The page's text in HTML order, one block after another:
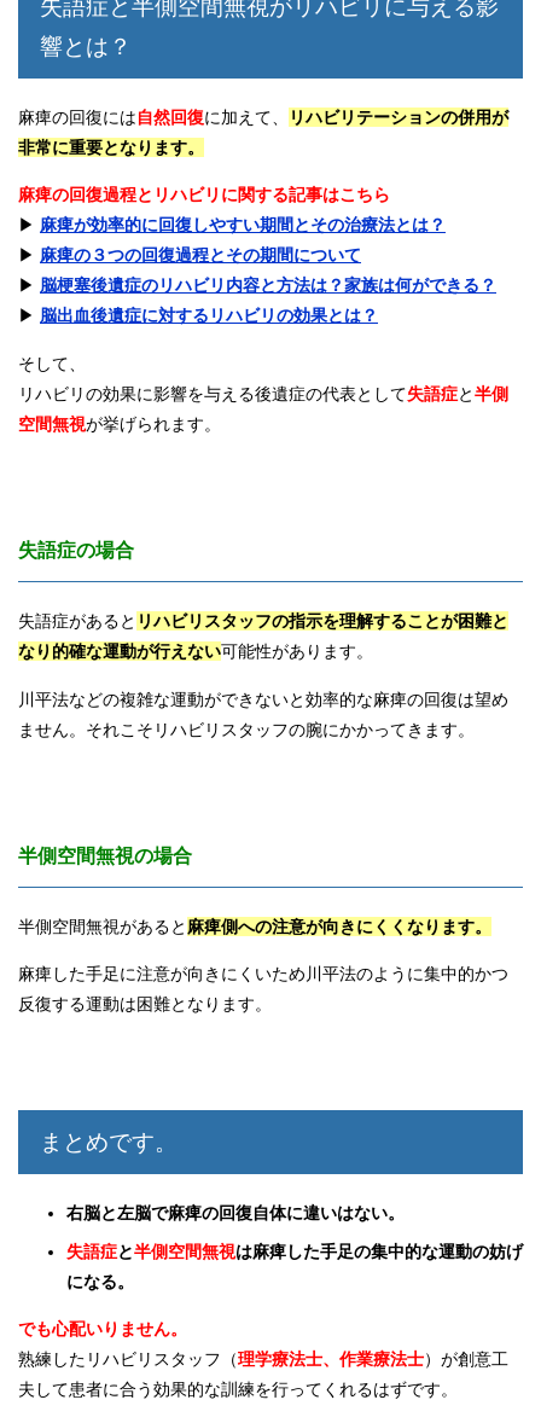
失語症と半側空間無視がリハビリに与える影
響とは？
麻痺の回復には自然回復に加えて、
リハビリテーションの併用が
非常に重要となります。
麻痺の回復過程とリハビリに関する記事はこちら
▶︎ 麻痺が効率的に回復しやすい期間とその治療法とは？
▶︎ 麻痺の３つの回復過程とその期間について
▶︎ 脳梗塞後遺症のリハビリ内容と方法は？家族は何ができる？
▶︎ 脳出血後遺症に対するリハビリの効果とは？
そして、
リハビリの効果に影響を与える後遺症の代表として失語症と半側
空間無視が挙げられます。
失語症の場合
失語症があると リハビリスタッフの指示を理解することが困難と
なり的確な運動が行えない可能性があります。
川平法などの複雑な運動ができないと効率的な麻痺の回復は望め
ません。それこそリハビリスタッフの腕にかかってきます。
半側空間無視の場合
半側空間無視があると 麻痺側への注意が向きにくくなります。
麻痺した手足に注意が向きにくいため川平法のように集中的かつ
反復する運動は困難となります。
まとめです。
右脳と左脳で麻痺の回復自体に違いはない。
失語症と半側空間無視は麻痺した手足の集中的な運動の妨げ
になる。
でも心配いりません。
熟練したリハビリスタッフ（理学療法士、作業療法士）が創意工
夫して患者に合う効果的な訓練を行ってくれるはずです。